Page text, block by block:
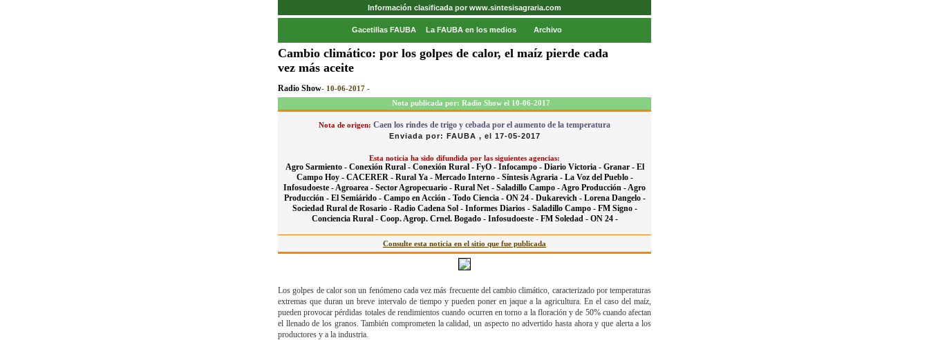
Información clasificada por www.sintesisagraria.com
Gacetillas FAUBA La FAUBA en los medios Archivo
Cambio climático: por los golpes de calor, el maíz pierde cada
vez más aceite
Radio Show- 10-06-2017 -
Nota publicada por: Radio Show el 10-06-2017
Nota de origen: Caen los rindes de trigo y cebada por el aumento de la temperatura
Enviada por: FAUBA , el 17-05-2017
Esta noticia ha sido difundida por las siguientes agencias:
Agro Sarmiento - Conexión Rural - Conexión Rural - FyO - Infocampo - Diario Victoria - Granar - El
Campo Hoy - CACERER - Rural Ya - Mercado Interno - Síntesis Agraria - La Voz del Pueblo -
Infosudoeste -Agroarea - Sector Agropecuario - Rural Net - Saladillo Campo -Agro Producción -Agro
Producción - El Semiárido - Campo en Acción - Todo Ciencia - ON 24 - Dukarevich - Lorena Dangelo -
Sociedad Rural de Rosario - Radio Cadena Sol - Informes Diarios - Saladillo Campo - FM Signo -
Conciencia Rural - Coop. Agrop. Crnel. Bogado - Infosudoeste - FM Soledad - ON 24 -
Consulte esta noticia en el sitio que fue publicada
Los golpes de calor son un fenómeno cada vez más frecuente del cambio climático, caracterizado por temperaturas
extremas que duran un breve intervalo de tiempo y pueden poner en jaque a la agricultura. En el caso del maíz,
pueden provocar pérdidas totales de rendimientos cuando ocurren en torno a la floración y de 50% cuando afectan
el llenado de los granos. También comprometen la calidad, un aspecto no advertido hasta ahora y que alerta a los
productores y a la industria.